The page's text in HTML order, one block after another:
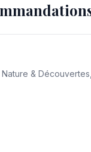
Nature &